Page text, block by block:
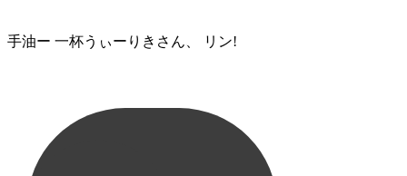
手油ー 一杯⁠うぃーりきさん、 リン!